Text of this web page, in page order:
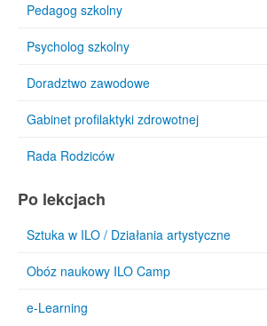
Pedagog szkolny
Psycholog szkolny
Doradztwo zawodowe
Gabinet profilaktyki zdrowotnej
Rada Rodziców
Po lekcjach
Sztuka w ILO / Działania artystyczne
Obóz naukowy ILO Camp
e-Learning